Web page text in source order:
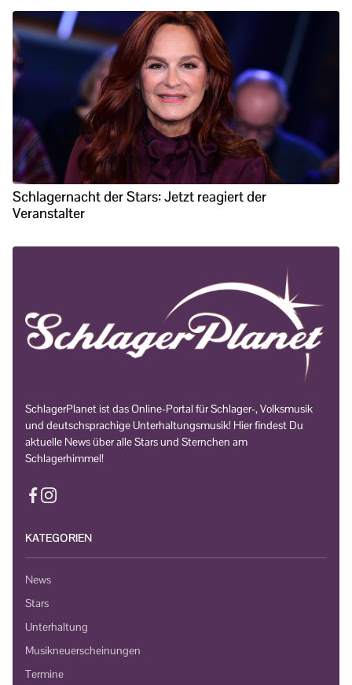
Schlagernacht der Stars: Jetzt reagiert der
Veranstalter
SchlagerPlanet ist das Online-Portal für Schlager-, Volksmusik
und deutschsprachige Unterhaltungsmusik! Hier findest Du
aktuelle News über alle Stars und Sternchen am
Schlagerhimmel!
KATEGORIEN
News
Stars
Unterhaltung
Musikneuerscheinungen
Termine